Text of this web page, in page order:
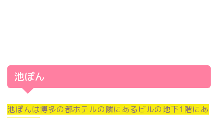
池ぽん
池ぽんは博多の都ホテルの隣にあるビルの地下1階にあ